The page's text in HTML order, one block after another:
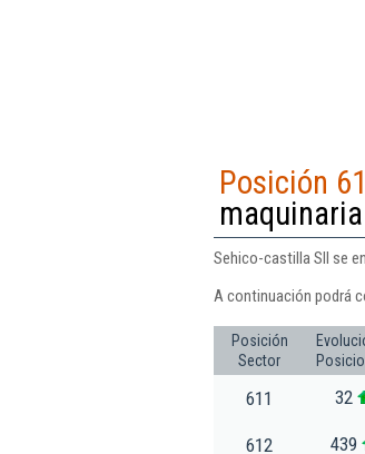
Posición
maquinaria
Sehico-castilla Sll se
A continuación podrá
Posición
Sector
611 32
612 439